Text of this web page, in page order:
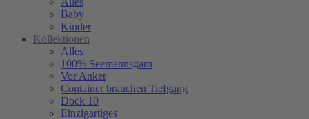
Baby
Kinder
Kollektionen
Alles
100% Seemannsgarn
Vor Anker
Container brauchen Tiefgang
Dock 10
Einzigartiges